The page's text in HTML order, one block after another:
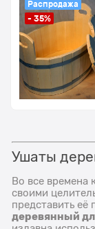
Распродажа
- 35%
Ушаты
Во все времена
своими
представить
деревянный